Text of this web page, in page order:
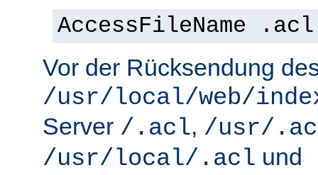
AccessFileName .acl
Vor der Rücksendung
/usr/local/web/
Server /.acl, /usr/
/usr/local/.acl und